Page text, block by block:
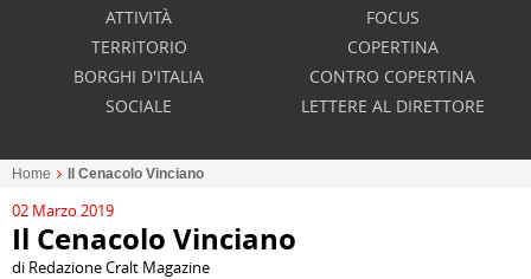
ATTIVITÀ
TERRITORIO
BORGHI D'ITALIA
SOCIALE
FOCUS
COPERTINA
CONTRO COPERTINA
LETTERE AL DIRETTORE
Home Il Cenacolo Vinciano
02 Marzo 2019
Il Cenacolo Vinciano
di Redazione Cralt Magazine